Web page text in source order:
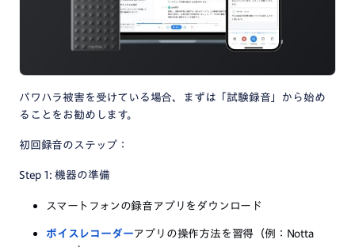
パワハラ被害を受けている場合、まずは「試験録音」から始め
ることをお勧めします。
初回録音のステップ：
Step 1: 機器の準備
スマートフォンの録音アプリをダウンロード
ボイスレコーダーアプリの操作方法を習得（例：Notta